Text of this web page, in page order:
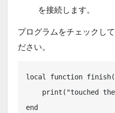
を接続します。
プログラムをチェックし
ださい。
local function
end